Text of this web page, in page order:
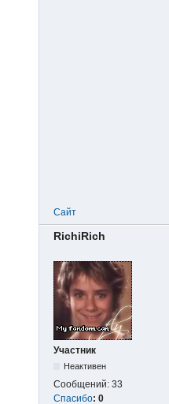
Сайт
RichiRich
Участник
Неактивен
Сообщений: 33
Спасибо: 0